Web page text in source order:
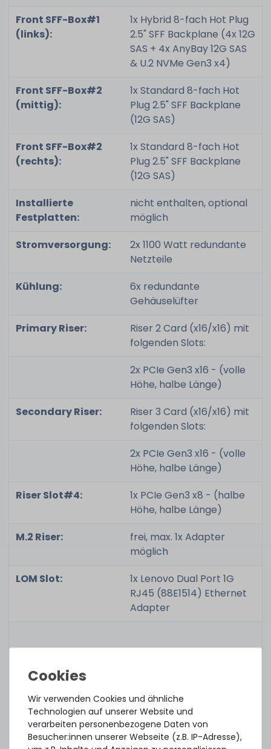
Front SFF-Box#1
(links):
1x Hybrid 8-fach Hot Plug
2.5" SFF Backplane (4x 12G
SAS + 4x AnyBay 12G SAS
& U.2 NVMe Gen3 x4)
Front SFF-Box#2
(mittig):
1x Standard 8-fach Hot
Plug 2.5" SFF Backplane
(12G SAS)
Front SFF-Box#2
(rechts):
1x Standard 8-fach Hot
Plug 2.5" SFF Backplane
(12G SAS)
Installierte
Festplatten:
nicht enthalten, optional
möglich
Stromversorgung:
2x 1100 Watt redundante
Netzteile
Kühlung:
6x redundante
Gehäuselüfter
Primary Riser:
Riser 2 Card (x16/x16) mit
folgenden Slots:
2x PCIe Gen3 x16 - (volle
Höhe, halbe Länge)
Secondary Riser:
Riser 3 Card (x16/x16) mit
folgenden Slots:
2x PCIe Gen3 x16 - (volle
Höhe, halbe Länge)
Riser Slot#4:
1x PCIe Gen3 x8 - (halbe
Höhe, halbe Länge)
M.2 Riser:
frei, max. 1x Adapter
möglich
LOM Slot:
1x Lenovo Dual Port 1G
RJ45 (88E1514) Ethernet
Adapter
(Standard):
1x VGA
3x USB Type-A 3.0 extern
Wir verwenden Cookies und ähnliche
Technologien auf unserer Website und
verarbeiten personenbezogene Daten von
Besucher:innen unserer Webseite (z.B. IP-Adresse),